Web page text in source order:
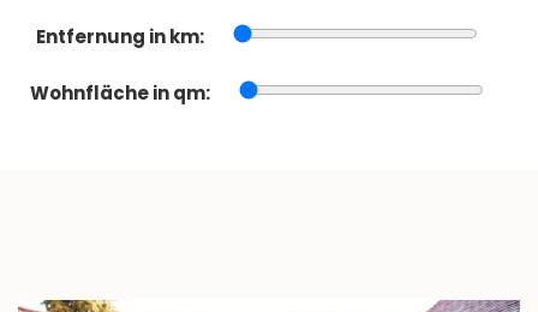
Entfernung in km:
Wohnfläche in qm: